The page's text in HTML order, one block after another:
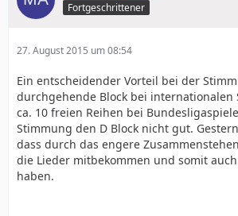
Fortgeschrittener
27. August 2015 um 08:54
Ein entscheidender Vorteil bei der
durchgehende Block bei internationalen
ca. 10 freien Reihen bei
Stimmung den D Block nicht gut.
dass durch das engere
die Lieder mitbekommen und somit
haben.